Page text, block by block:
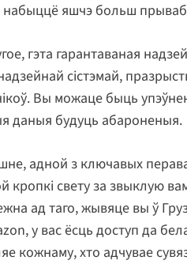
набыццё яшчэ больш
гэта гарантаваная
сістэмай,
Вы можаце быць
даныя будуць абароненыя.
адной з ключавых
кропкі свету за звыклую
ад таго, жывяце вы ў
у вас ёсць доступ да
кожнаму, хто адчувае